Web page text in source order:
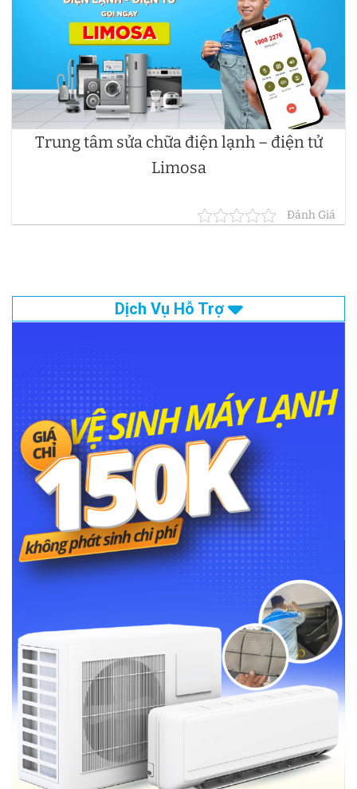
Trung tâm sửa chữa điện lạnh – điện tử
Limosa
Đánh Giá
Dịch Vụ Hỗ Trợ